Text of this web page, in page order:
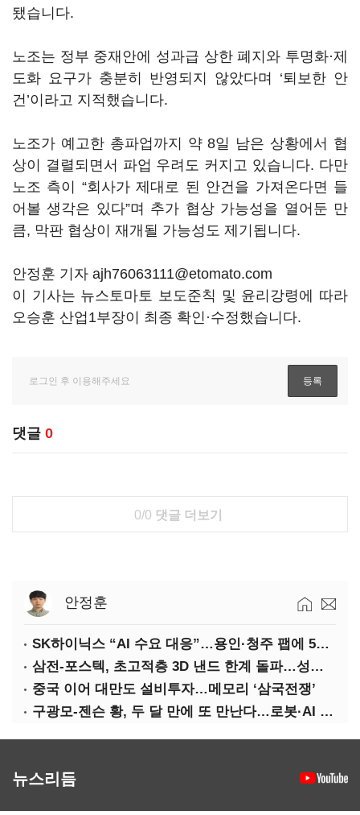
됐습니다.
노조는 정부 중재안에 성과급 상한 폐지와 투명화·제
도화 요구가 충분히 반영되지 않았다며 ‘퇴보한 안
건’이라고 지적했습니다.
노조가 예고한 총파업까지 약 8일 남은 상황에서 협
상이 결렬되면서 파업 우려도 커지고 있습니다. 다만
노조 측이 “회사가 제대로 된 안건을 가져온다면 들
어볼 생각은 있다”며 추가 협상 가능성을 열어둔 만
큼, 막판 협상이 재개될 가능성도 제기됩니다.
안정훈 기자 ajh76063111@etomato.com
이 기사는 뉴스토마토 보도준칙 및 윤리강령에 따라
오승훈 산업1부장이 최종 확인·수정했습니다.
댓글 0
0/0 댓글 더보기
안정훈
SK하이닉스 “AI 수요 대응”…용인·청주 팹에 54조 투자
삼전-포스텍, 초고적층 3D 낸드 한계 돌파…성능·전력효율 개선
중국 이어 대만도 설비투자…메모리 ‘삼국전쟁’
구광모-젠슨 황, 두 달 만에 또 만난다…로봇·AI 등 논의
뉴스리듬